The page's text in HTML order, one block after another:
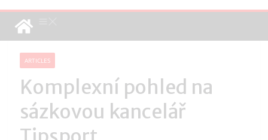
ARTICLES
Komplexní pohled na
sázkovou kancelář